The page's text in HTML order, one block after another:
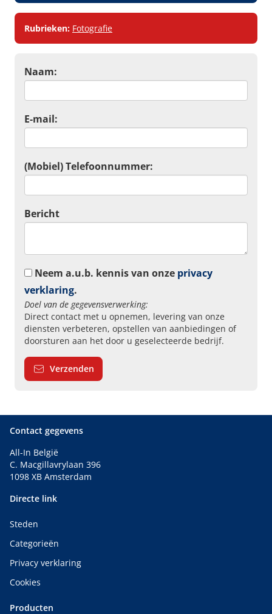
Rubrieken: Fotografie
Naam:
E-mail:
(Mobiel) Telefoonnummer:
Bericht
Neem a.u.b. kennis van onze privacy
verklaring.
Doel van de gegevensverwerking:
Direct contact met u opnemen, levering van onze
diensten verbeteren, opstellen van aanbiedingen of
doorsturen aan het door u geselecteerde bedrijf.
Verzenden
Contact gegevens
All-In België
C. Macgillavrylaan 396
1098 XB Amsterdam
Directe link
Steden
Categorieën
Privacy verklaring
Cookies
Producten